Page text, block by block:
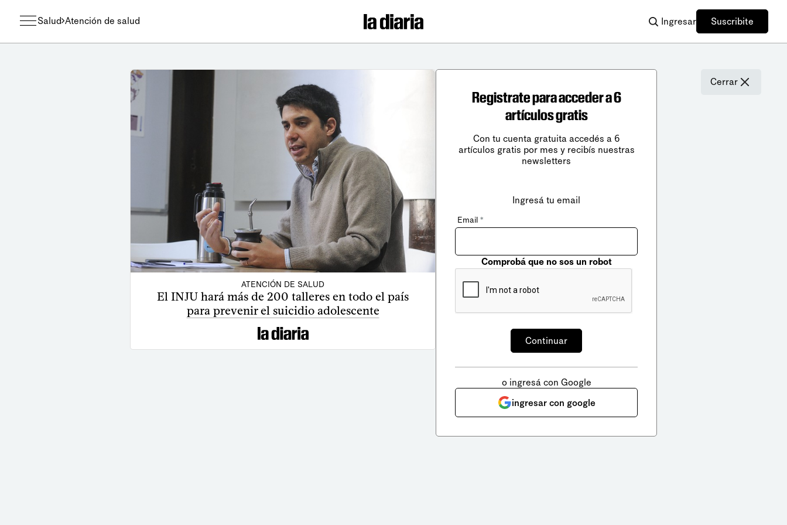
Salud Atención de salud Ingresar Suscribite
ATENCIÓN DE SALUD
El INJU hará más de 200 talleres en todo el país
para prevenir el suicidio adolescente
Cerrar
Registrate para acceder a 6
artículos gratis
Con tu cuenta gratuita accedés a 6
artículos gratis por mes y recibís nuestras
newsletters
Ingresá tu email
Email *
Comprobá que no sos un robot
o ingresá con Google
ingresar con google